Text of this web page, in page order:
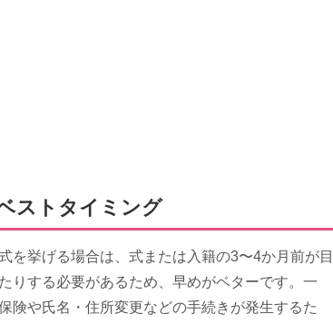
ストタイミング
を挙げる場合は、式または入籍の3〜4か月前が目
りする必要があるため、早めがベターです。一
険や氏名・住所変更などの手続きが発生するた